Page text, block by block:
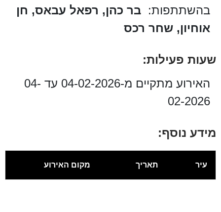
בהשתתפות: בר כהן, רפאל עבאס, חן
אוחיון, שחר רכס
שעות פעילות:
האירוע מתקיים מ-04-02-2026 עד 04-
02-2026
מידע נוסף:
עיר תאריך מקום האירוע